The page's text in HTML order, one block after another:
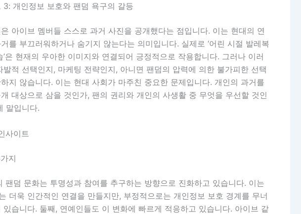
3: 개인정보 보호와 팬덤 욕구의 갈등
아이브 멤버들 스스로 과거 사진을 공개했다는 점입니다. 이는 현대의 연
를 부끄러워하거나 숨기지 않는다는 의미입니다. 실제로 ‘어린 시절 발레복
’은 현재의 우아한 이미지와 연결되어 긍정적으로 작용합니다. 그러나 이러
발적 선택인지, 마케팅 전략인지, 아니면 팬덤의 압력에 의한 불가피한 선택
지 않습니다. 이는 현대 사회가 마주친 중요한 문제입니다. 개인의 과거를
대상으로 삼을 것인가, 팬의 권리와 개인의 사생활 중 무엇을 우선할 것인
말입니다.
사이트
지
팬덤 문화는 투명성과 참여를 추구하는 방향으로 진화하고 있습니다. 이는
더욱 인간적인 연결을 만들지만, 부정적으로는 개인정보 보호 경계를 무너
있습니다. 둘째, 연예인들도 이 변화에 빠르게 적응하고 있습니다. 아이브 같